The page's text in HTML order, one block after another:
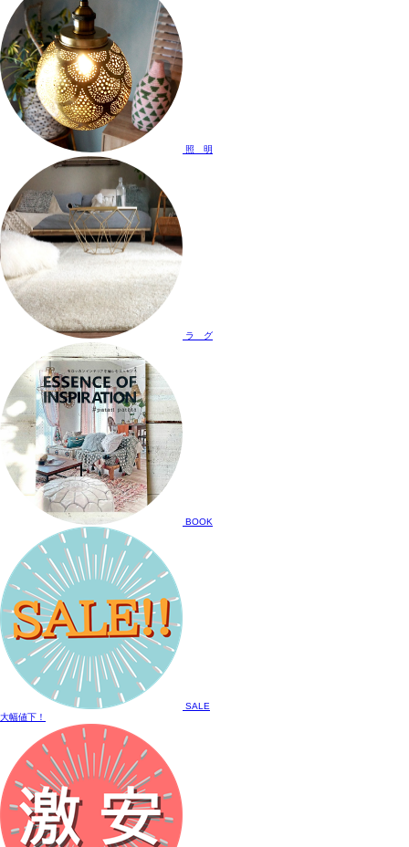
照 明
ラ グ
BOOK
SALE
大幅値下！